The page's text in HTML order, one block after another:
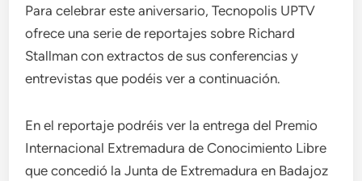
Para celebrar este aniversario, Tecnopolis UPTV
ofrece una serie de reportajes sobre Richard
Stallman con extractos de sus conferencias y
entrevistas que podéis ver a continuación.
En el reportaje podréis ver la entrega del Premio
Internacional Extremadura de Conocimiento Libre
que concedió la Junta de Extremadura en Badajoz